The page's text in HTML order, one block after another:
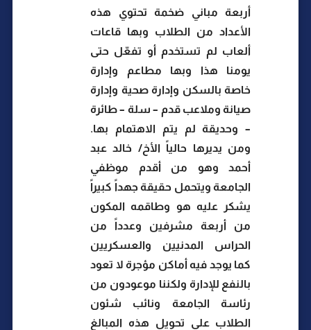
أربعة مباني ضخمة تحتوي هذه
الأعداد من الطلاب وبها قاعات
ألعاب لم تستخدم أو تفعّل حتى
يومنا هذا وبها مطاعم وإدارة
خاصة بالسكن وإدارة صحية وإدارة
صيانة وملاعب قدم – سلة – طائرة
– وحديقة لم يتم الاهتمام بها.
ومن يديرها حالياً الأخ/ خالد عبد
أحمد وهو من أقدم موظفي
الجامعة ويتحمل حقيقة جهداً كبيراً
يشكر عليه هو وطاقمه المكون
من أربعة مشرفين وعدداً من
الحراس المدنيين والعسكريين
كما يوجد فيه أماكن مؤجرة لا تعود
بالنفع للإدارة ولكننا موعودون من
رئاسة الجامعة ونائب شئون
الطلاب على تحويل هذه المبالغ